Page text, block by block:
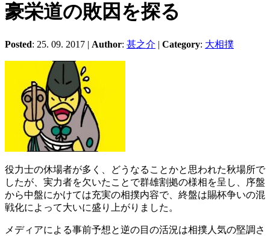
豪栄道の敗因を探る
Posted: 25. 09. 2017 | Author: 甚之介 | Category: 大相撲
役力士の休場者が多く、どうなることかと思われた秋場所で
したが、実力者を欠いたことで群雄割拠の様相を呈し、序盤
から中盤にかけては充実の相撲内容で、終盤は賜杯争いの混
戦化によって大いに盛り上がりました。
メディアによる事前予想と逆の目の活況は相撲人気の堅調さ